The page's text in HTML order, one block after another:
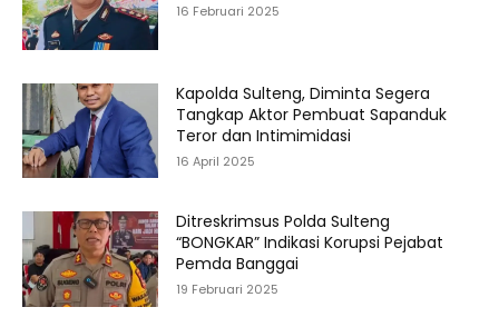
16 Februari 2025
Kapolda Sulteng, Diminta Segera
Tangkap Aktor Pembuat Sapanduk
Teror dan Intimimidasi
16 April 2025
Ditreskrimsus Polda Sulteng
“BONGKAR” Indikasi Korupsi Pejabat
Pemda Banggai
19 Februari 2025